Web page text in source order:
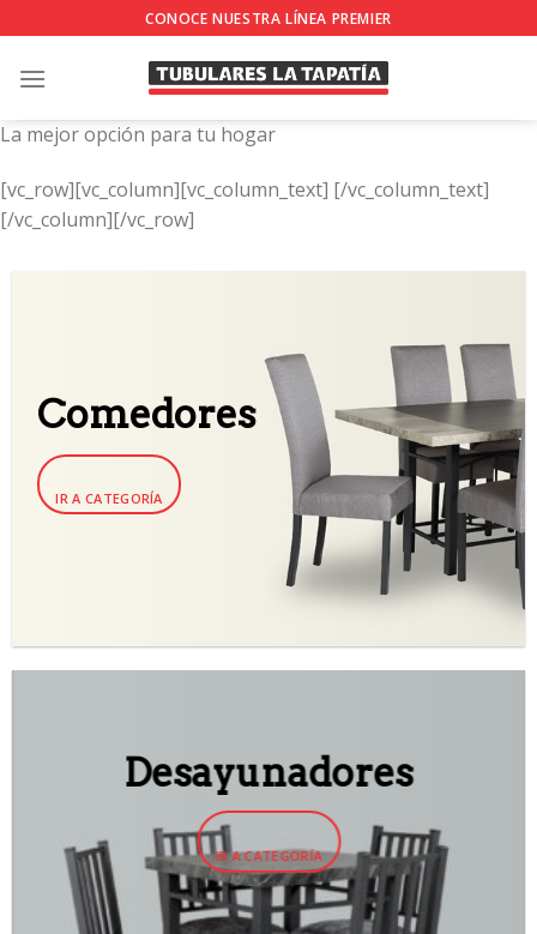
to
content
CONOCE NUESTRA LÍNEA PREMIER
La mejor opción para tu hogar
[vc_row][vc_column][vc_column_text] [/vc_column_text]
[/vc_column][/vc_row]
Comedores
IR A CATEGORÍA
Desayunadores
IR A CATEGORÍA